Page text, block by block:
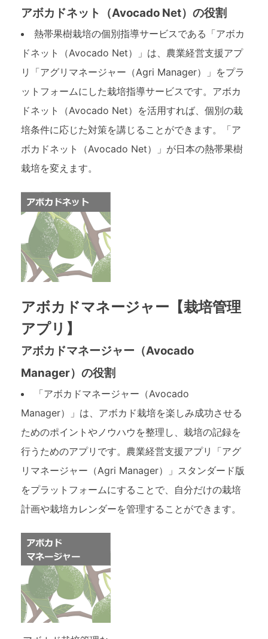
アボカドネット（Avocado Net）の役割
熱帯果樹栽培の個別指導サービスである「アボカ
ドネット（Avocado Net）」は、農業経営支援アプ
リ「アグリマネージャー（Agri Manager）」をプラ
ットフォームにした栽培指導サービスです。アボカ
ドネット（Avocado Net）を活用すれば、個別の栽
培条件に応じた対策を講じることができます。「ア
ボカドネット（Avocado Net）」が日本の熱帯果樹
栽培を変えます。
アボカドマネージャー【栽培管理
アプリ】
アボカドマネージャー（Avocado
Manager）の役割
「アボカドマネージャー（Avocado
Manager）」は、アボカド栽培を楽しみ成功させる
ためのポイントやノウハウを整理し、栽培の記録を
行うためのアプリです。農業経営支援アプリ「アグ
リマネージャー（Agri Manager）」スタンダード版
をプラットフォームにすることで、自分だけの栽培
計画や栽培カレンダーを管理することができます。